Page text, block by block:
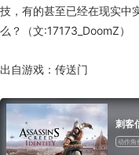
技，有的甚至已经在现实中
么？（文:17173_DoomZ）
出自游戏：传送门
刺客
动作角